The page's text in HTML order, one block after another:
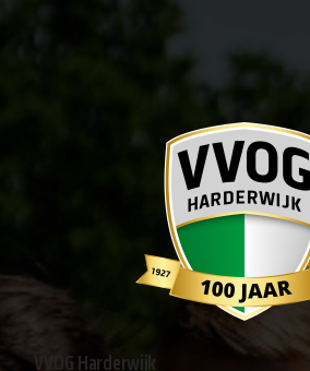
VVOG Harderwijk